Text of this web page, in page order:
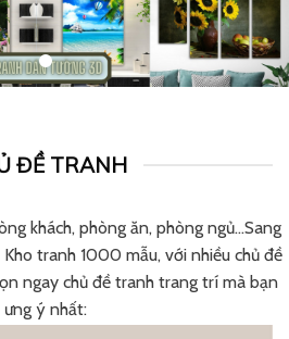
ĐỀ TRANH
khách, phòng ăn, phòng ngủ…Sang
tranh 1000 mẫu, với nhiều chủ đề
ngay chủ đề tranh trang trí mà bạn
ưng ý nhất: